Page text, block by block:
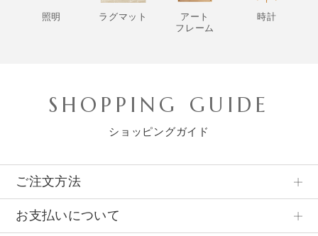
照明 ラグマット
アート
フレーム
時計
SHOPPING GUIDE
ショッピングガイド
ご注文方法
お支払いについて